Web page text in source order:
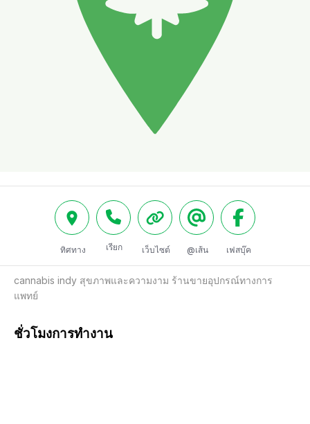
ทิศทาง เรียก เว็บไซต์ @เส้น เฟสบุ๊ค
cannabis indy สุขภาพและความงาม ร้านขายอุปกรณ์ทางการ
แพทย์
ชั่วโมงการทำงาน